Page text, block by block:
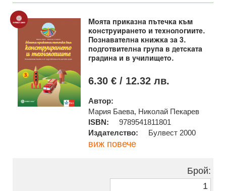
Моята приказна пътечка към
конструирането и технологиите.
Познавателна книжка за 3.
подготвителна група в детската
градина и в училището.
6.30 € / 12.32 лв.
Автор:
Мария Баева, Николай Пекарев
ISBN:
9789541811801
Издателство:
Булвест 2000
виж повече
Брой: